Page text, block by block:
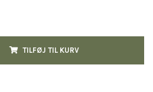
TILFØJ TIL KURV